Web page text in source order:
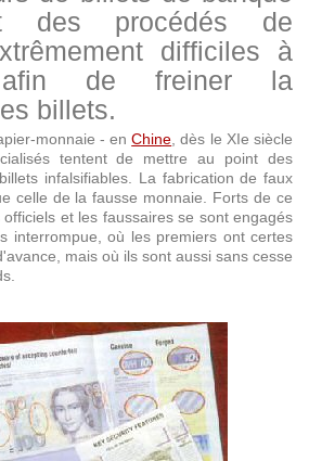
des procédés de
difficiles à
afin de freiner la
billets.
monnaie - enChine , dès le XIe siècle
tentent de mettre au point des
infalsifiables. La fabrication de faux
celle de la fausse monnaie. Forts de ce
et les faussaires se sont engagés
interrompue, où les premiers ont certes
mais où ils sont aussi sans cesse